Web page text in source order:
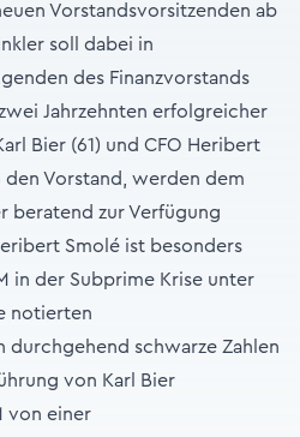
Vorstandsvorsitzenden ab
soll dabei in
des Finanzvorstands
Jahrzehnten erfolgreicher
Bier (61) und CFO Heribert
den Vorstand, werden dem
beratend zur Verfügung
Smolé ist besonders
in der Subprime Krise unter
notierten
durchgehend schwarze Zahlen
von Karl Bier
von einer